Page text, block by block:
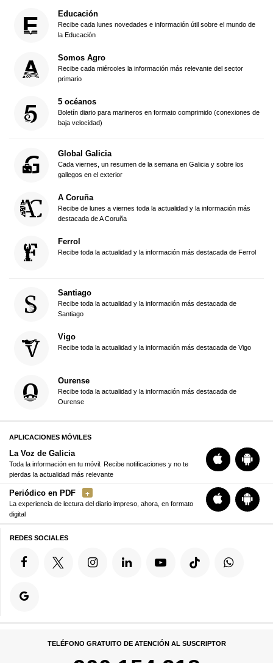
Educación
Recibe cada lunes novedades e información útil sobre el mundo de
la Educación
Somos Agro
Recibe cada miércoles la información más relevante del sector
primario
5 océanos
Boletín diario para marineros en formato comprimido (conexiones de
baja velocidad)
Global Galicia
Cada viernes, un resumen de la semana en Galicia y sobre los
gallegos en el exterior
A Coruña
Recibe de lunes a viernes toda la actualidad y la información más
destacada de A Coruña
Ferrol
Recibe toda la actualidad y la información más destacada de Ferrol
Santiago
Recibe toda la actualidad y la información más destacada de
Santiago
Vigo
Recibe toda la actualidad y la información más destacada de Vigo
Ourense
Recibe toda la actualidad y la información más destacada de
Ourense
APLICACIONES MÓVILES
La Voz de Galicia
Toda la información en tu móvil. Recibe notificaciones y no te
pierdas la actualidad más relevante
Periódico en PDF
La experiencia de lectura del diario impreso, ahora, en formato
digital
REDES SOCIALES
TELÉFONO GRATUITO DE ATENCIÓN AL SUSCRIPTOR